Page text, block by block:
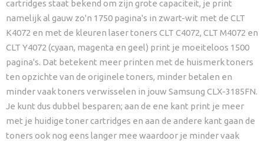
cartridges staat bekend om zijn grote capaciteit, je print
namelijk al gauw zo'n 1750 pagina's in zwart-wit met de CLT
K4072 en met de kleuren laser toners CLT C4072, CLT M4072 en
CLT Y4072 (cyaan, magenta en geel) print je moeiteloos 1500
pagina's. Dat betekent meer printen met de huismerk toners
ten opzichte van de originele toners, minder betalen en
minder vaak toners verwisselen in jouw Samsung CLX-3185FN.
Je kunt dus dubbel besparen; aan de ene kant print je meer
met je huidige toner cartridges en aan de andere kant gaan de
toners ook nog eens langer mee waardoor je minder vaak